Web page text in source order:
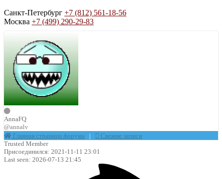
Санкт-Петербург +7 (812) 561-18-56
Москва +7 (499) 290-29-83
AnnaFQ
@annalv
Главная страница форума |
Свежие записи
Trusted Member
Присоединился: 2021-11-11 23:01
Last seen: 2026-07-13 21:45